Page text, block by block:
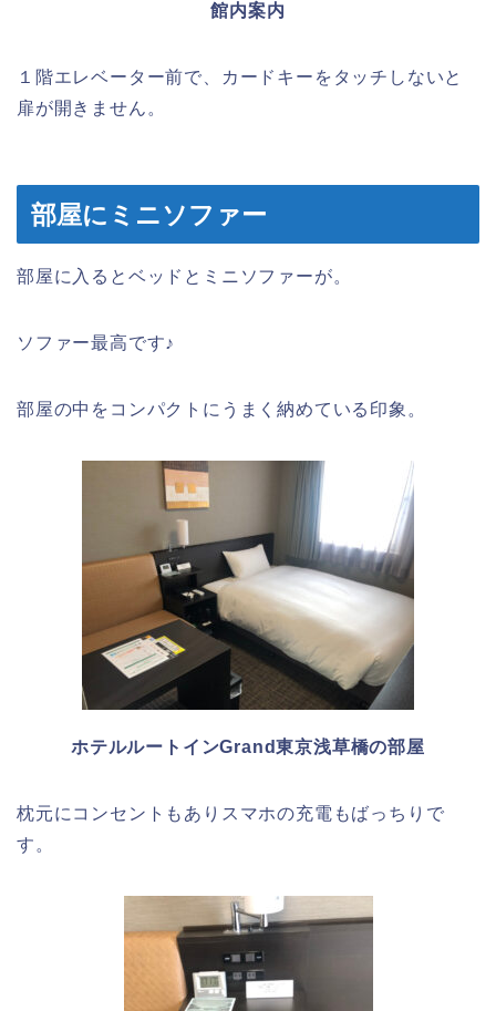
館内案内
１階エレベーター前で、カードキーをタッチしないと
扉が開きません。
部屋にミニソファー
部屋に入るとベッドとミニソファーが。
ソファー最高です♪
部屋の中をコンパクトにうまく納めている印象。
ホテルルートインGrand東京浅草橋の部屋
枕元にコンセントもありスマホの充電もばっちりで
す。